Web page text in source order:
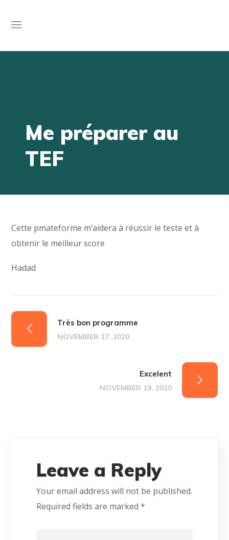
Me préparer au
TEF
Cette pmateforme m’aidera à réussir le teste et à
obtenir le meilleur score
Hadad
Très bon programme
NOVEMBER 17, 2020
Excelent
NOVEMBER 19, 2020
Leave a Reply
Your email address will not be published.
Required fields are marked*